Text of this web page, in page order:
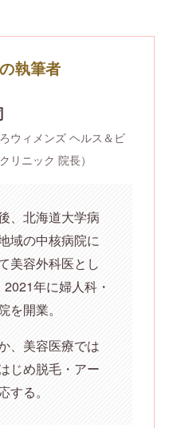
執筆者
ろウィメンズ ヘルス＆ビ
リニック 院長）
、北海道大学病
域の中核病院に
美容外科医とし
年に婦人科・
開業。
、美容医療では
じめ脱毛・アー
する。